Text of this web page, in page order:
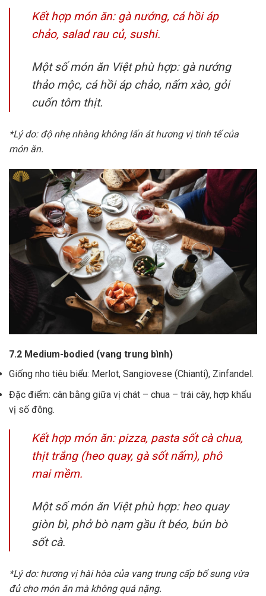
Kết hợp món ăn: gà nướng, cá hồi áp
chảo, salad rau củ, sushi.
Một số món ăn Việt phù hợp: gà nướng
thảo mộc, cá hồi áp chảo, nấm xào, gỏi
cuốn tôm thịt.
*Lý do: độ nhẹ nhàng không lấn át hương vị tinh tế của
món ăn.
7.2 Medium-bodied (vang trung bình)
Giống nho tiêu biểu: Merlot, Sangiovese (Chianti), Zinfandel.
Đặc điểm: cân bằng giữa vị chát – chua – trái cây, hợp khẩu
vị số đông.
Kết hợp món ăn: pizza, pasta sốt cà chua,
thịt trắng (heo quay, gà sốt nấm), phô
mai mềm.
Một số món ăn Việt phù hợp: heo quay
giòn bì, phở bò nạm gầu ít béo, bún bò
sốt cà.
*Lý do: hương vị hài hòa của vang trung cấp bổ sung vừa
đủ cho món ăn mà không quá nặng.